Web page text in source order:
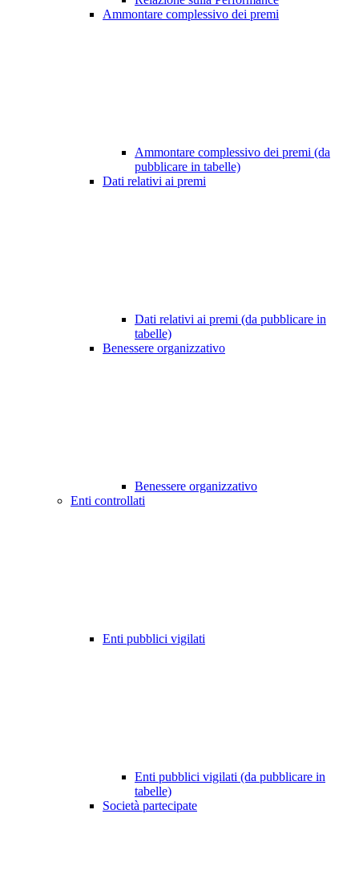
Ammontare complessivo dei premi
Ammontare complessivo dei premi (da
pubblicare in tabelle)
Dati relativi ai premi
Dati relativi ai premi (da pubblicare in
tabelle)
Benessere organizzativo
Benessere organizzativo
Enti controllati
Enti pubblici vigilati
Enti pubblici vigilati (da pubblicare in
tabelle)
Società partecipate